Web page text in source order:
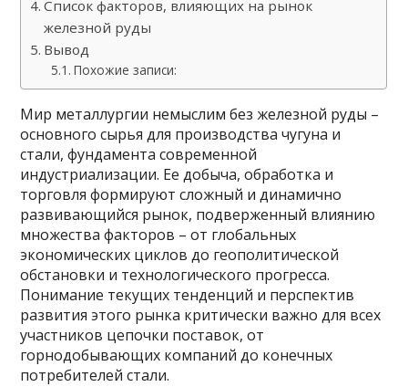
Список факторов, влияющих на рынок
железной руды
Вывод
Похожие записи:
Мир металлургии немыслим без железной руды –
основного сырья для производства чугуна и
стали, фундамента современной
индустриализации. Ее добыча, обработка и
торговля формируют сложный и динамично
развивающийся рынок, подверженный влиянию
множества факторов – от глобальных
экономических циклов до геополитической
обстановки и технологического прогресса.
Понимание текущих тенденций и перспектив
развития этого рынка критически важно для всех
участников цепочки поставок, от
горнодобывающих компаний до конечных
потребителей стали.